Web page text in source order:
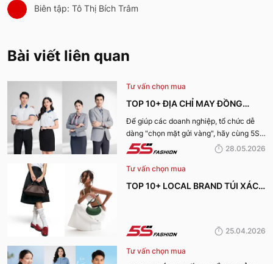
Biên tập: Tô Thị Bích Trâm
Bài viết liên quan
Tư vấn chọn mua
TOP 10+ ĐỊA CHỈ MAY ĐỒNG
PHỤC CÔNG TY ĐẸP, UY TÍN
NHẤT HIỆN NAY
Để giúp các doanh nghiệp, tổ chức dễ
dàng "chọn mặt gửi vàng", hãy cùng 5S
Fashion tìm hiểu những địa chỉ may đồng
được nhiều đánh giá tích cực nhất hiện
nay.
28.05.2026
Tư vấn chọn mua
TOP 10+ LOCAL BRAND TÚI XÁCH
25.04.2026
Tư vấn chọn mua